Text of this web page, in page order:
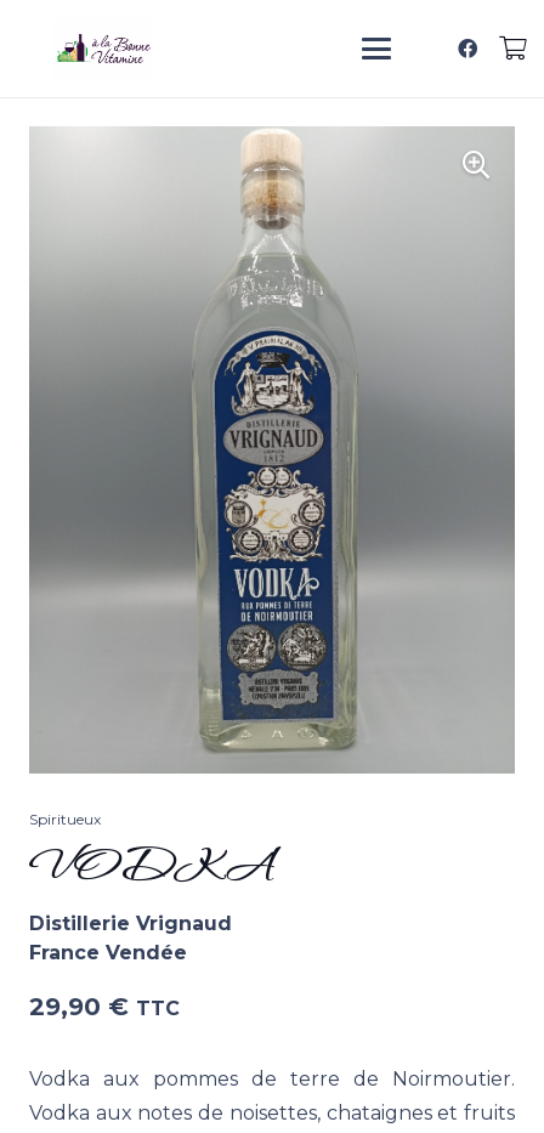
Spiritueux
VODKA
Distillerie Vrignaud
France Vendée
29,90 € TTC
Vodka aux pommes de terre de Noirmoutier.
Vodka aux notes de noisettes, chataignes et fruits